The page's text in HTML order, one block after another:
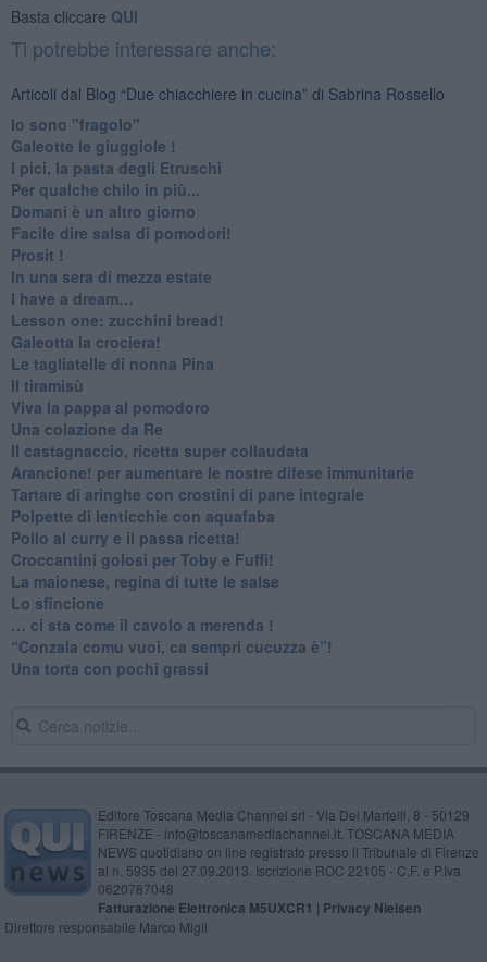
Basta cliccare QUI
Ti potrebbe interessare anche:
Articoli dal Blog “Due chiacchiere in cucina” di Sabrina Rossello
Io sono "fragolo"
Galeotte le giuggiole !
I pici, la pasta degli Etruschi
Per qualche chilo in più...
Domani è un altro giorno
​Facile dire salsa di pomodori!
Prosit !
​In una sera di mezza estate
I have a dream…
​Lesson one: zucchini bread!
Galeotta la crociera!
Le tagliatelle di nonna Pina
Il tiramisù
Viva la pappa al pomodoro
Una colazione da Re
Il castagnaccio, ricetta super collaudata
​Arancione! per aumentare le nostre difese immunitarie
Tartare di aringhe con crostini di pane integrale
Polpette di lenticchie con aquafaba
​Pollo al curry e il passa ricetta!
Croccantini golosi per Toby e Fuffi!
La maionese, regina di tutte le salse
Lo sfincione
​… ci sta come il cavolo a merenda !
“Conzala comu vuoi, ca sempri cucuzza è”!
​Una torta con pochi grassi
Editore Toscana Media Channel srl - Via Dei Martelli, 8 - 50129
FIRENZE - info@toscanamediachannel.it. TOSCANA MEDIA
NEWS quotidiano on line registrato presso il Tribunale di Firenze
al n. 5935 del 27.09.2013. Iscrizione ROC 22105 - C.F. e P.Iva
0620787048
Fatturazione Elettronica M5UXCR1 | Privacy Nielsen
Direttore responsabile Marco Migli